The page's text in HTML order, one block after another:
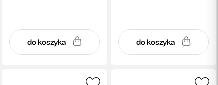
do koszyka do koszyka